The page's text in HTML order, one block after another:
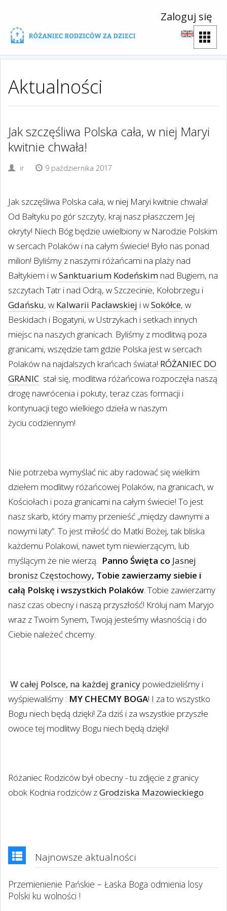
Zaloguj się
Aktualności
Jak szczęśliwa Polska cała, w niej Maryi
kwitnie chwała!
ir 9 października 2017
Jak szczęśliwa Polska cała, w niej Maryi kwitnie chwała!
Od Bałtyku po gór szczyty, kraj nasz płaszczem Jej
okryty! Niech Bóg będzie uwielbiony w Narodzie Polskim
w sercach Polaków i na całym świecie! Było nas ponad
milion! Byliśmy z naszymi różańcami na plaży nad
Bałtykiem i wSanktuarium Kodeńskim nad Bugiem, na
szczytach Tatr i nad Odrą, w Szczecinie, Kołobrzegu i
Gdańsku, w Kalwarii Pacławskiej i wSokółce, w
Beskidach i Bogatyni, w Ustrzykach i setkach innych
miejsc na naszych granicach. Byliśmy z modlitwą poza
granicami, wszędzie tam gdzie Polska jest w sercach
Polaków na najdalszych krańcach świata! RÓŻANIEC DO
GRANIC stał się, modlitwa różańcowa rozpoczęła naszą
drogę nawrócenia i pokuty, teraz czas formacji i
kontynuacji tego wielkiego dzieła w naszym
życiu codziennym!
Nie potrzeba wymyślać nic aby radować się wielkim
dziełem modlitwy różańcowej Polaków, na granicach, w
Kościołach i poza granicami na całym świecie! To jest
nasz skarb, który mamy przenieść „między dawnymi a
nowymi laty”. To jest miłość do Matki Bożej, tak bliska
każdemu Polakowi, nawet tym niewierzącym, lub
myślącym że nie wierzą. Panno Święta co Jasnej
bronisz Częstochowy, Tobie zawierzamy siebie i
całą Polskę i wszystkich Polaków. Tobie zawierzamy
nasz czas obecny i naszą przyszłość! Króluj nam Maryjo
wraz z Twoim Synem, Twoją jesteśmy własnością i do
Ciebie należeć chcemy.
W całej Polsce, na każdej granicy powiedzieliśmy i
wyśpiewaliśmy : MY CHECMY BOGA! I za to wszystko
Bogu niech będą dzięki! Za dziś i za wszystkie przyszłe
owoce tej modlitwy Bogu niech będą dzięki!
Różaniec Rodziców był obecny - tu zdjęcie z granicy
obok Kodnia rodziców zGrodziska Mazowieckiego
Najnowsze aktualności
Przemienienie Pańskie – Łaska Boga odmienia losy
Polski ku wolności !